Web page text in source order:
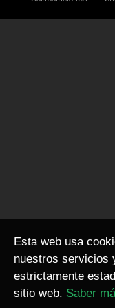
Esta web usa
nuestros servicios
estrictamente
sitio web. Saber